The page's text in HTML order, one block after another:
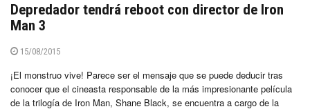
Depredador tendrá reboot con director de Iron
Man 3
15/08/2015
¡El monstruo vive! Parece ser el mensaje que se puede deducir tras
conocer que el cineasta responsable de la más impresionante película
de la trilogía de Iron Man, Shane Black, se encuentra a cargo de la